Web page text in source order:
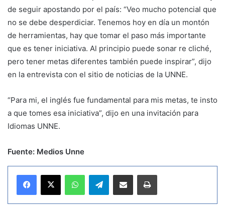
de seguir apostando por el país: “Veo mucho potencial que
no se debe desperdiciar. Tenemos hoy en día un montón
de herramientas, hay que tomar el paso más importante
que es tener iniciativa. Al principio puede sonar re cliché,
pero tener metas diferentes también puede inspirar”, dijo
en la entrevista con el sitio de noticias de la UNNE.
“Para mi, el inglés fue fundamental para mis metas, te insto
a que tomes esa iniciativa”, dijo en una invitación para
Idiomas UNNE.
Fuente: Medios Unne
Telegram